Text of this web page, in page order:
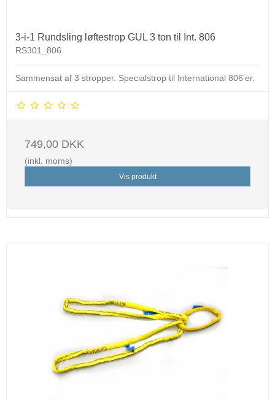
3-i-1 Rundsling løftestrop GUL 3 ton til Int. 806
RS301_806
Sammensat af 3 stropper. Specialstrop til International 806'er.
749,00 DKK
(inkl. moms)
Vis produkt